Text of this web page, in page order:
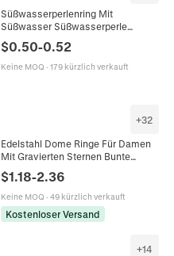
Süßwasserperlenring Mit
Süßwasser Süßwasserperle
Facettierten Bunten Glasperlen
Elastisches Band Minimalistischer
Schmuck Für Damen
$0.50-0.52
Keine MOQ · 179 kürzlich verkauft
+32
Edelstahl Dome Ringe Für Damen
Mit Gravierten Sternen Bunte
Zirkonia Einlage Hochglanzpoliert
Minimalistischer Schmuck
$1.18-2.36
Keine MOQ · 49 kürzlich verkauft
Kostenloser Versand
+14